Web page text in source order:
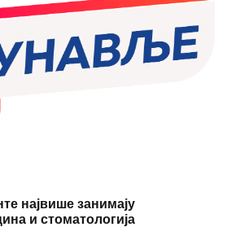
највише занимају
и стоматологија